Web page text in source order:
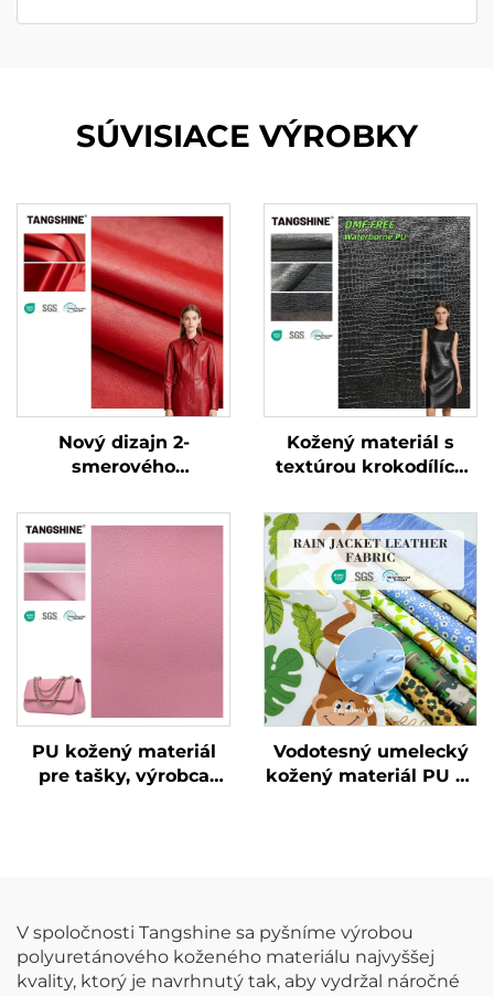
SÚVISIACE VÝROBKY
Nový dizajn 2-
smerového
materiálu pre
oblečenie, špeciálne
vyrobená umelecká
Kožený materiál s
textúrou krokodílích
špeciálne vyrobená
umelecká koža
PU kožený materiál
pre tašky, výrobca
Vodotesný umelecký
kožený materiál PU sa
V spoločnosti Tangshine sa pyšníme výrobou
polyuretánového koženého materiálu najvyššej
kvality, ktorý je navrhnutý tak, aby vydržal náročné